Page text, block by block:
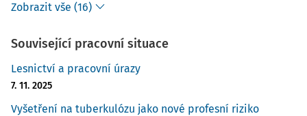
Zobrazit vše (16)
Související pracovní situace
Lesnictví a pracovní úrazy
7. 11. 2025
Vyšetření na tuberkulózu jako nové profesní riziko